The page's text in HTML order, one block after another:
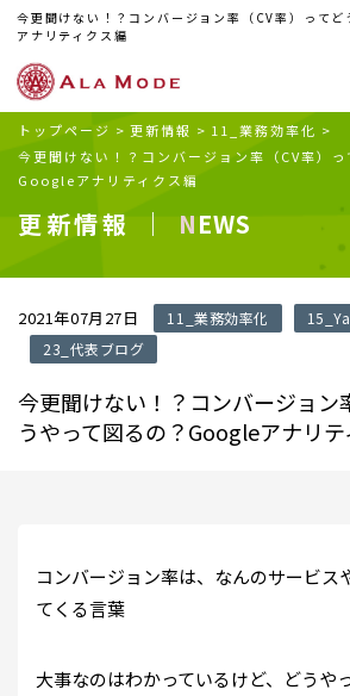
今更聞けない！？コンバージョン率（CV率）って
アナリティクス編
トップページ > 更新情報 > 11_業務効率化 >
今更聞けない！？コンバージョン率（CV率）っ
Googleアナリティクス編
更新情報 ｜ NEWS
2021年07月27日 11_業務効率化
23_代表ブログ
今更聞けない！？コンバージョン
うやって図るの？Googleアナリ
コンバージョン率は、なんのサービス
てくる言葉
大事なのはわかっているけど、どうや